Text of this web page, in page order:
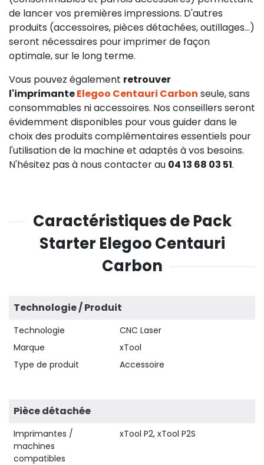
74,92 €
16,66 €HT
33,33 €
de lancer vos premières impressions. D'autres
produits (accessoires, pièces détachées, outillages...)
seront nécessaires pour imprimer de façon
optimale, sur le long terme.
Vous pouvez également retrouver
l'imprimanteElegoo Centauri Carbon seule, sans
consommables ni accessoires. Nos conseillers seront
évidemment disponibles pour vous guider dans le
choix des produits complémentaires essentiels pour
l'utilisation de la machine et adaptés à vos besoins.
N'hésitez pas à nous contacter au 04 13 68 03 51.
Caractéristiques de Pack
Starter Elegoo Centauri
Carbon
Technologie / Produit
Technologie
CNC Laser
Marque
xTool
Type de produit
Accessoire
Pièce détachée
Imprimantes /
machines
compatibles
xTool P2, xTool P2S